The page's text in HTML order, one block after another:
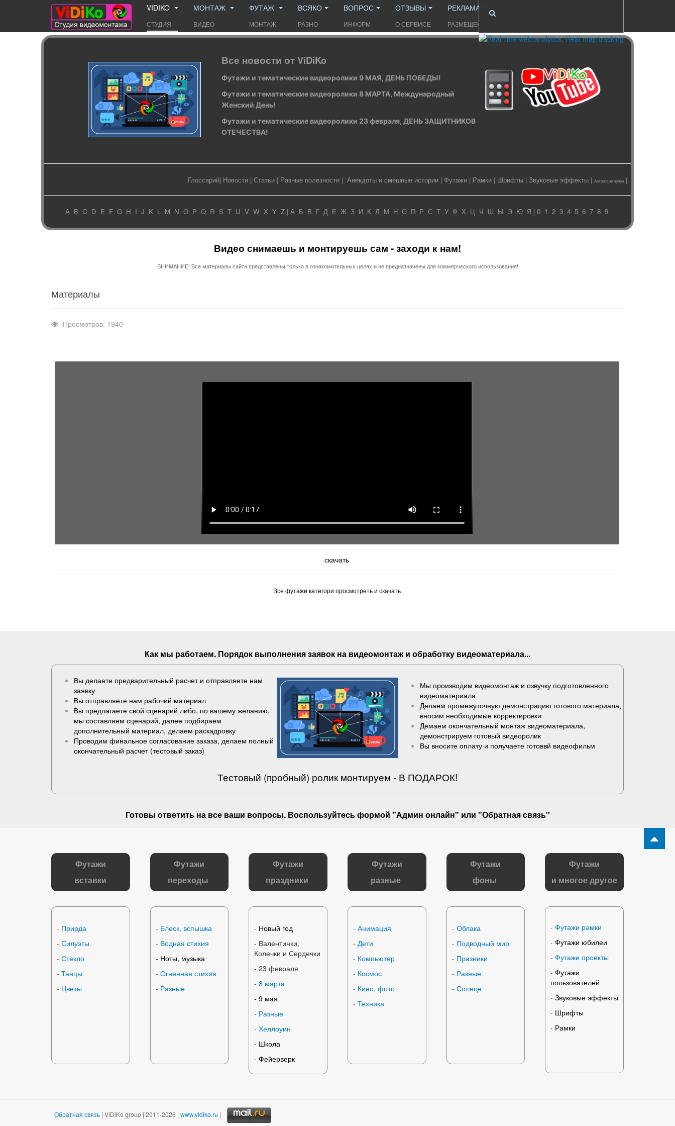
VIDIKO
СТУДИЯ
МОНТАЖ
ВИДЕО
ФУТАЖ
МОНТАЖ
ВСЯКО
РАЗНО
ВОПРОС
ИНФОРМ
ОТЗЫВЫ
О СЕРВИСЕ
РЕКЛАМА
РАЗМЕЩЕНИЕ
Все новости от ViDiKo
Футажи и тематические видеоролики 9 МАЯ, ДЕНЬ ПОБЕДЫ!
Футажи и тематические видеоролики 8 МАРТА, Международный
Женский День!
Футажи и тематические видеоролики 23 февраля, ДЕНЬ ЗАЩИТНИКОВ
ОТЕЧЕСТВА!
Глоссарий| Новости | Статьи | Разные полезности | Анекдоты и смешные истории | Футажи | Рамки | Шрифты | Звуковые эффекты | Авторские права |
A B C D E F G H I J K L M N O P Q R S T U V W X Y Z| А Б В Г Д Е Ж З И К Л М Н О П Р С Т У Ф Х Ц Ч Ш Ы Э Ю Я| 0 1 2 3 4 5 67 89
Видео снимаешь и монтируешь сам - заходи к нам!
ВНИМАНИЕ! Все материалы сайта представлены только в ознакомительных целях и не предназначены для коммерческого использования!
Материалы
Просмотров: 1940
скачать
Все футажи категори просмотреть и скачать
Как мы работаем. Порядок выполнениязаявок на видеомонтаж и обработку видеоматериала...
Вы делаете предварительный расчет и отправляете нам
заявку
Вы отправляете нам рабочий материал
Вы предлагаете свой сценарий либо, по вашему желанию,
мы составляем сценарий, далее подбираем
дополнительный материал, делаем раскадровку
Проводим финальное согласование заказа, делаем полный
окончательный расчет (тестовый заказ)
Мы производим видеомонтаж и озвучку подготовленного
видеоматериала
Делаем промежуточную демонстрацию готового материала,
вносим необходимые корректировки
Демаем окончательный монтаж видеоматериала,
демонстрируем готовый видеоролик
Вы вносите оплату и получаете готоввй видеофильм
Тестовый (пробный) ролик монтируем - В ПОДАРОК!
Готовы ответить на все ваши вопросы. Воспользуйтесь формой "Админ онлайн" или "Обратная связь"
Футажи
вставки
- Прирда
- Силуэты
- Стекло
- Танцы
- Цветы
Футажи
переходы
- Блеск, вспышка
- Водная стихия
- Ноты, музыка
- Огненная стихия
- Разные
Футажи
праздники
- Новый год
- Валентинки,
Колечки и Сердечки
-23 февраля
-8 марта
-9 мая
- Разные
-Хеллоуин
- Школа
-Фейерверк
Футажи
разные
- Анимация
- Дети
- Компьютер
- Космос
- Кино, фото
- Техника
Футажи
фоны
- Облака
- Подводный мир
- Празники
- Разные
- Солнце
Футажи
и многое другое
-Футажи рамки
-Футажи юбилеи
-Футажи проекты
-Футажи
пользователей
-Звуковые эффекты
- Шрифты
- Рамки
| Обратная связь | ViDiKo group | 2011-2026 | www.vidiko.ru |